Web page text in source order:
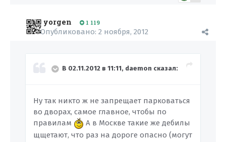
yorgen 1 119
Опубликовано: 2 ноября, 2012
В 02.11.2012 в 11:11, daemon сказал:
Ну так никто ж не запрещает парковаться
во дворах, самое главное, чтобы по
правилам
А в Москве такие же дебилы
щщетают, что раз на дороге опасно (могут